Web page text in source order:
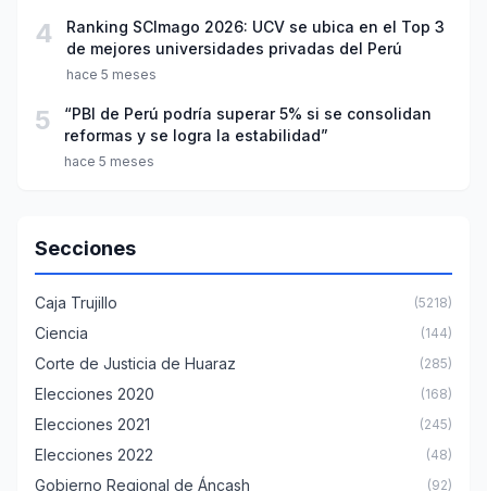
4
Ranking SCImago 2026: UCV se ubica en el Top 3
de mejores universidades privadas del Perú
hace 5 meses
5
“PBI de Perú podría superar 5% si se consolidan
reformas y se logra la estabilidad”
hace 5 meses
Secciones
Caja Trujillo (5218)
Ciencia (144)
Corte de Justicia de Huaraz (285)
Elecciones 2020 (168)
Elecciones 2021 (245)
Elecciones 2022 (48)
Gobierno Regional de Áncash (92)